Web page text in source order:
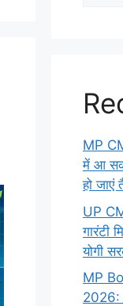
MP
में आ
हो जाएं
UP
गारंटी
योगी
MP
2026: